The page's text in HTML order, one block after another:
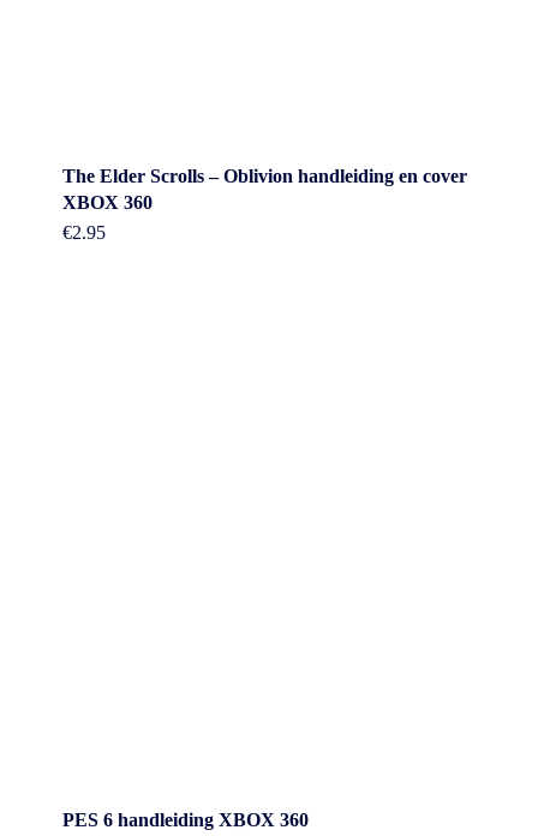
The Elder Scrolls – Oblivion handleiding en cover
XBOX 360
€2.95
PES 6 handleiding XBOX 360